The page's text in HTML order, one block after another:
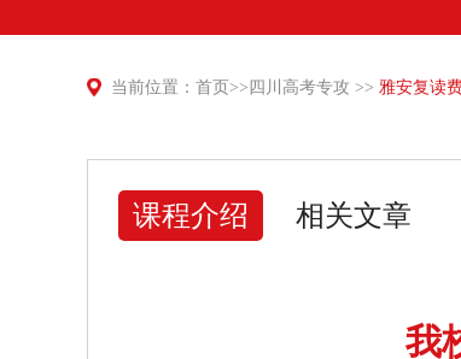
当前位置： 首页 >> 四川高考专攻 >> 雅安复读
课程介绍 相关文章
我